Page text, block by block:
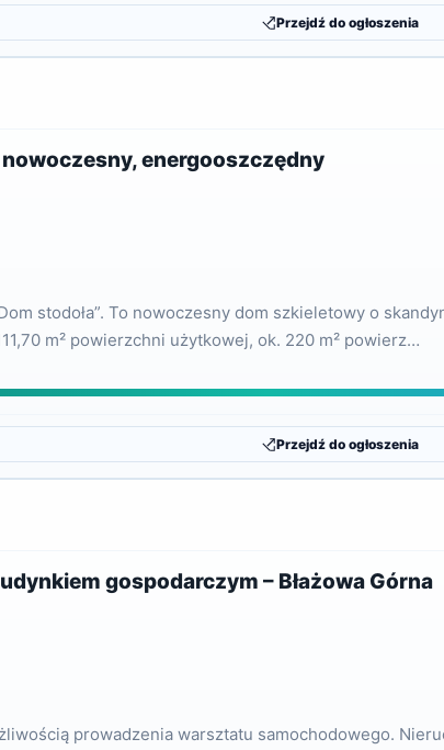
Przejdź do ogłoszenia
energooszczędny
stodoła”. To nowoczesny dom szkieletowy o
m² powierzchni użytkowej, ok. 220 m² powierz…
Przejdź do ogłoszenia
gospodarczym – Błażowa Górna
prowadzenia warsztatu samochodowego.